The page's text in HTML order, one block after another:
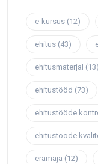
e-kursus (12)
ehitus (43)
ehitusmaterjal (13)
ehitustööd (73)
ehitustööde
ehitustööde
eramaja (12)